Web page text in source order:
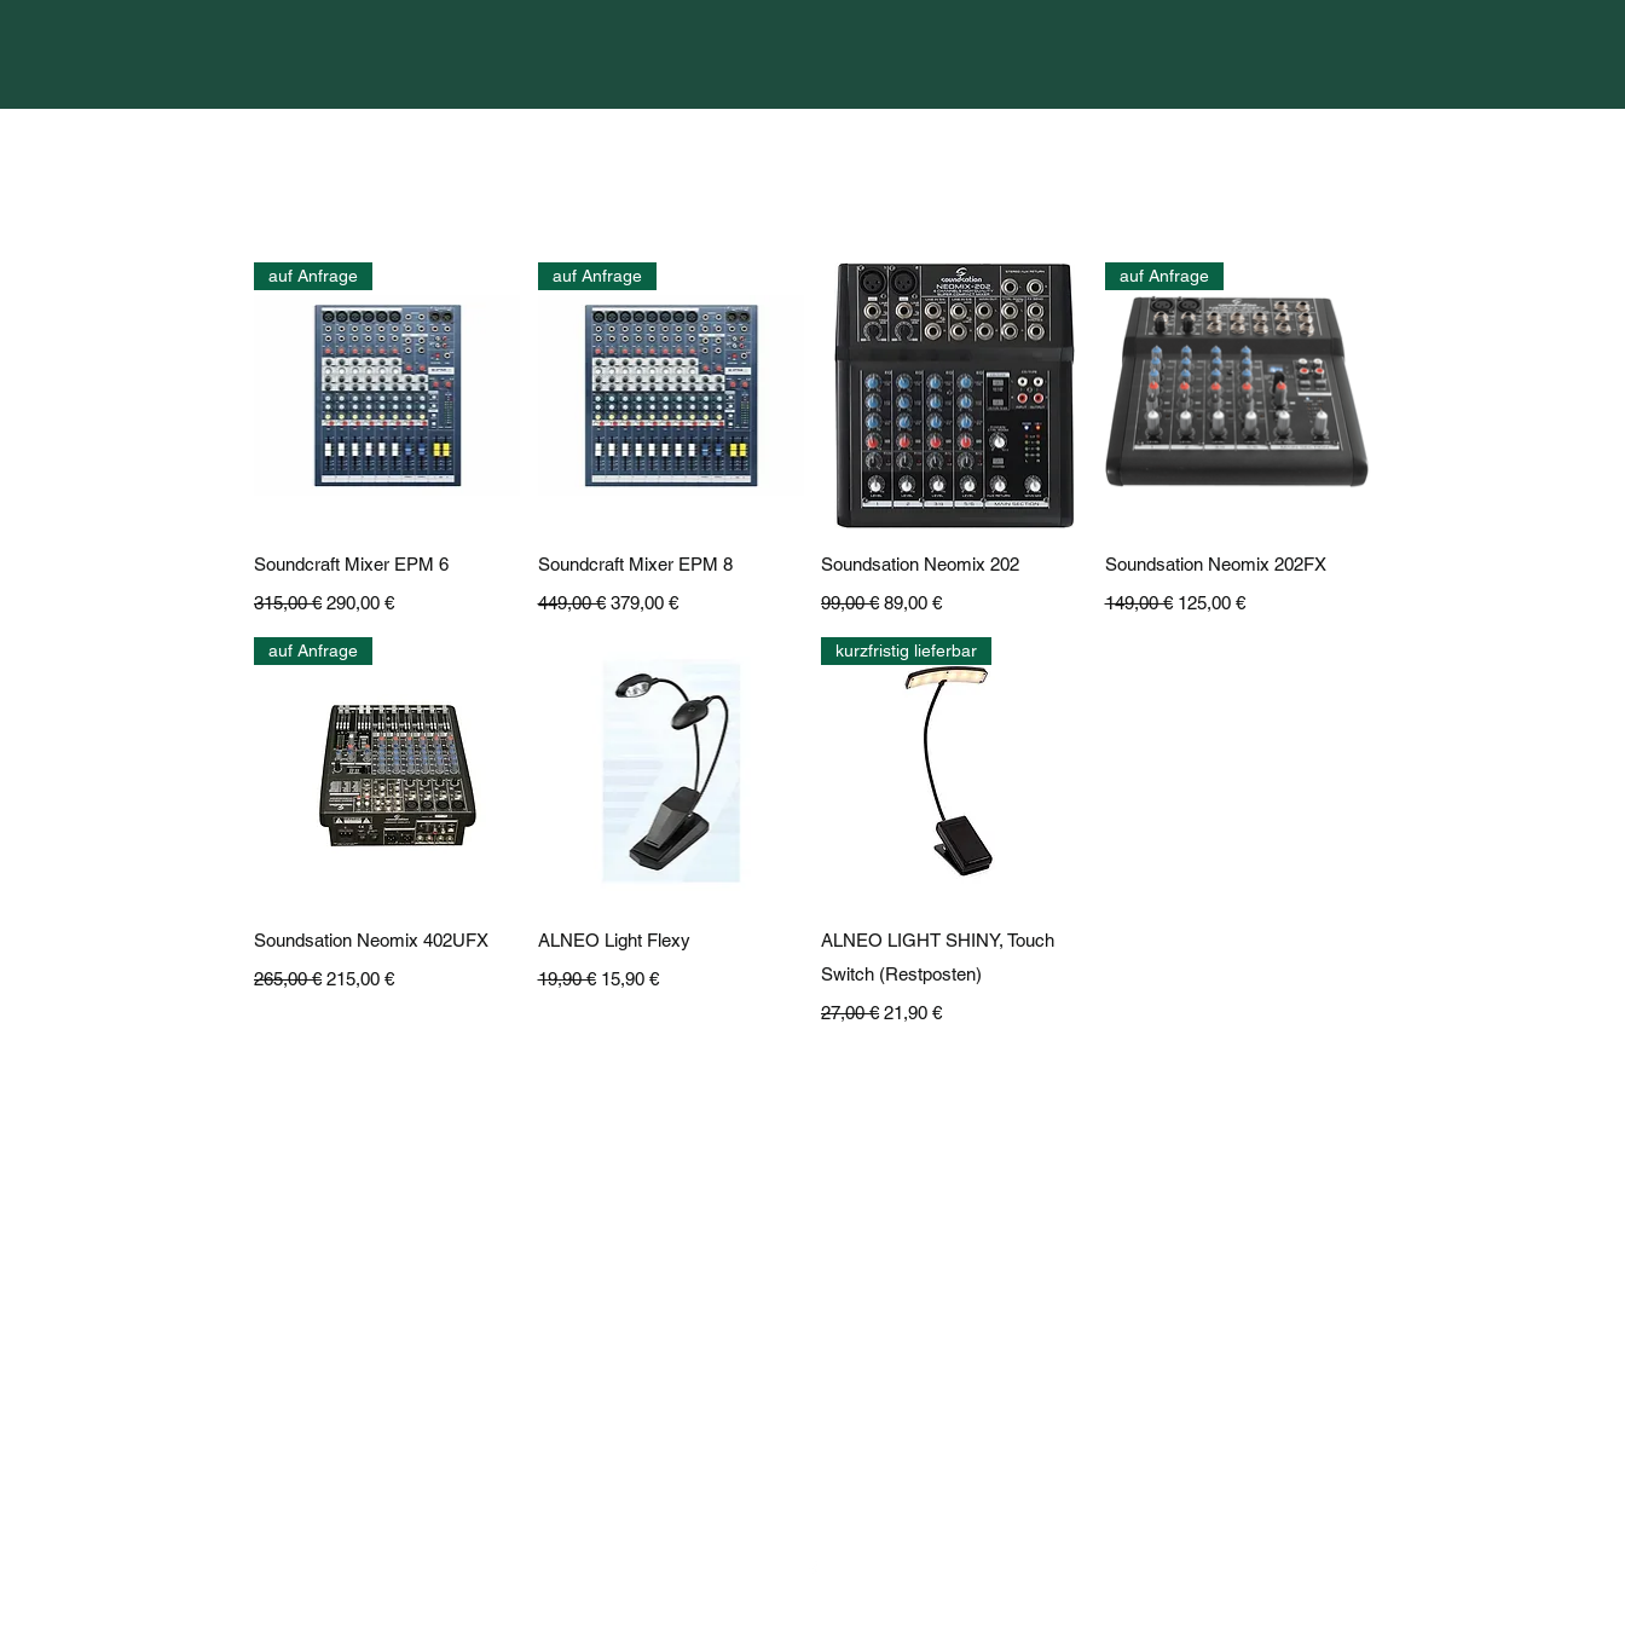
Schnellansicht
auf Anfrage
Soundcraft Mixer EPM 6
Standardpreis
315,00 € Sale-Preis
290,00 €
Schnellansicht
auf Anfrage
Soundcraft Mixer EPM 8
Standardpreis
449,00 € Sale-Preis
379,00 €
Schnellansicht
Soundsation Neomix 202
Standardpreis
99,00 € Sale-Preis
89,00 €
Schnellansicht
auf Anfrage
Soundsation Neomix 202FX
Standardpreis
149,00 € Sale-Preis
125,00 €
Schnellansicht
auf Anfrage
Soundsation Neomix 402UFX
Standardpreis
265,00 € Sale-Preis
215,00 €
Schnellansicht
ALNEO Light Flexy
Standardpreis
19,90 € Sale-Preis
15,90 €
Schnellansicht
kurzfristig lieferbar
ALNEO LIGHT SHINY, Touch
Switch (Restposten)
Standardpreis
27,00 € Sale-Preis
21,90 €